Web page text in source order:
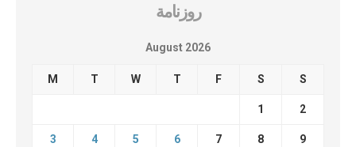
روزنامة
August 2026
M T W T F S S
1 2
3 4 5 6 7 8 9